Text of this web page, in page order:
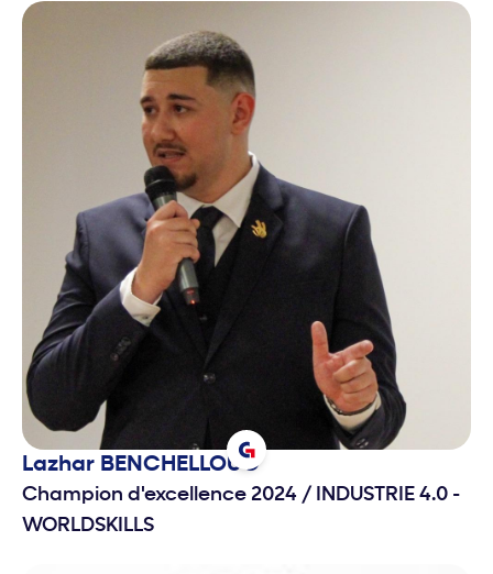
Lazhar BENCHELLOUG
Champion d'excellence 2024 / INDUSTRIE 4.0 -
WORLDSKILLS